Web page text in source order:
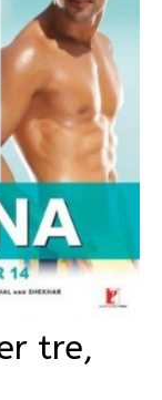
tre,